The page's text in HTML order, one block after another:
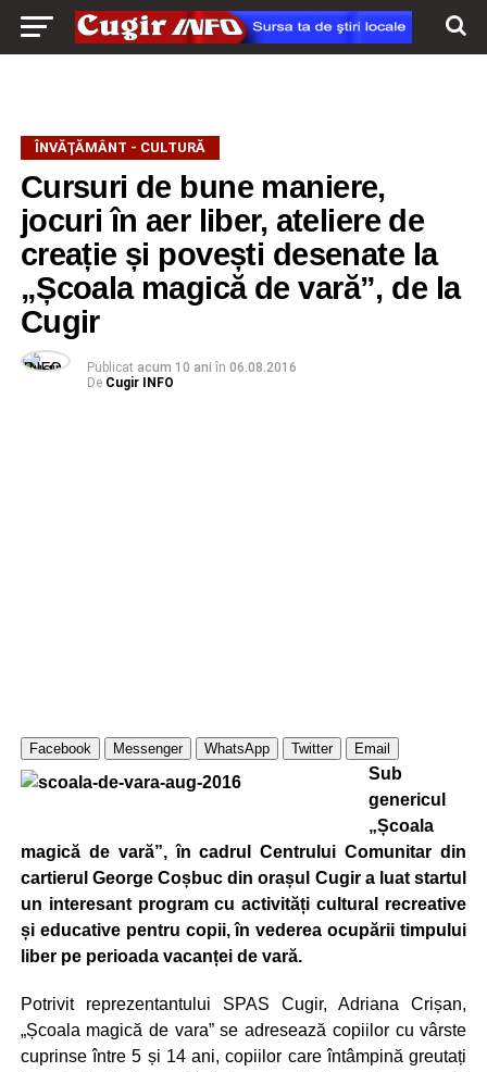
ÎNVĂŢĂMÂNT - CULTURĂ
Cursuri de bune maniere,
jocuri în aer liber, ateliere de
creație și povești desenate la
„Școala magică de vară”, de la
Cugir
Publicat acum 10 ani în 06.08.2016
De Cugir INFO
Facebook Messenger WhatsApp Twitter Email
Sub
genericul
„Școala
magică de vară”, în cadrul Centrului Comunitar din
cartierul George Coșbuc din orașul Cugir a luat startul
un interesant program cu activități cultural recreative
și educative pentru copii, în vederea ocupării timpului
liber pe perioada vacanței de vară.
Potrivit reprezentantului SPAS Cugir, Adriana Crișan,
„Școala magică de vara” se adresează copiilor cu vârste
cuprinse între 5 și 14 ani, copiilor care întâmpină greutați